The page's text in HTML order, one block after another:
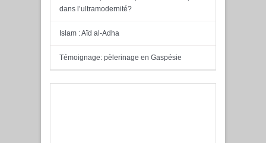
dans l’ultramodernité?
Islam : Aïd al-Adha
Témoignage: pèlerinage en Gaspésie